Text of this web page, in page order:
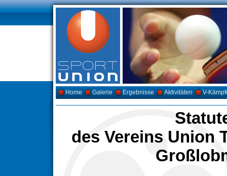
Home Galerie Ergebnisse Aktivitäten V-
des Vereins Union